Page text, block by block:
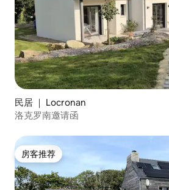
民居 ｜ Locronan
洛克罗南邀请函
房客推荐
房客推荐